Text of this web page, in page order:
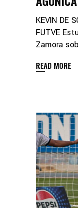
KEVIN DE
FUTVE
Zamora
READ MORE